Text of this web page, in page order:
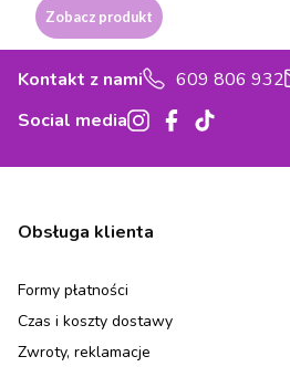
Zobacz produkt
Kontakt z nami 609 806 932
Social media
Linki w stopce
Obsługa klienta
Formy płatności
Czas i koszty dostawy
Zwroty, reklamacje